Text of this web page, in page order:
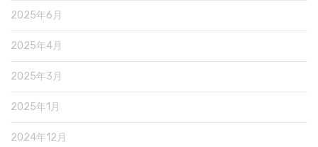
2025年6月
2025年4月
2025年3月
2025年1月
2024年12月